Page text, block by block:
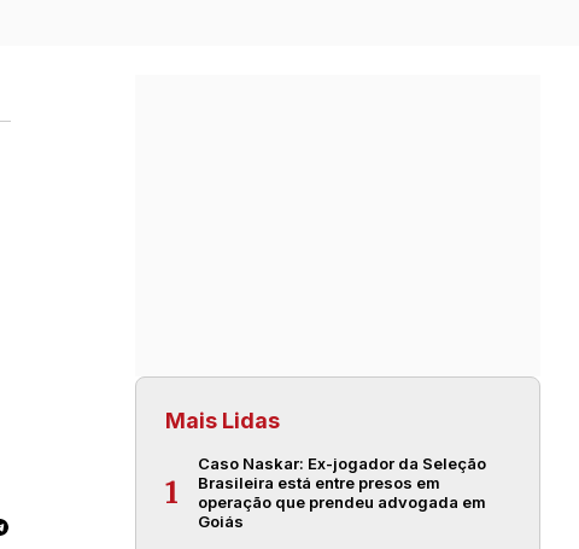
Mais Lidas
1
Caso Naskar: Ex-jogador da Seleção
Brasileira está entre presos em
operação que prendeu advogada em
Goiás